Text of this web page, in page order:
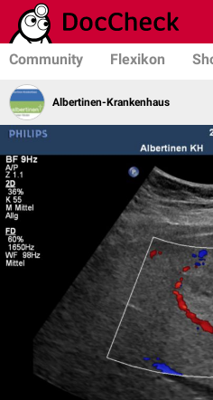
Community Flexikon
Albertinen-Krankenhaus